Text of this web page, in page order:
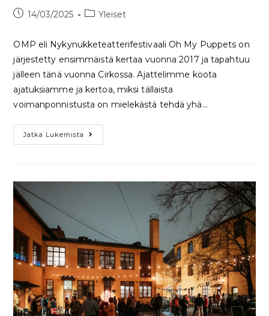
14/03/2025 Yleiset
OMP eli Nykynukketeatterifestivaali Oh My Puppets on
järjestetty ensimmäistä kertaa vuonna 2017 ja tapahtuu
jälleen tänä vuonna Cirkossa. Ajattelimme koota
ajatuksiamme ja kertoa, miksi tällaista
voimanponnistusta on mielekästä tehdä yhä…
Jatka Lukemista